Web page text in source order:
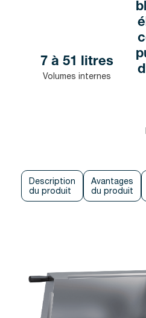
7 à 51 litres
Volumes internes
Description
du produit
Avantages
du produit